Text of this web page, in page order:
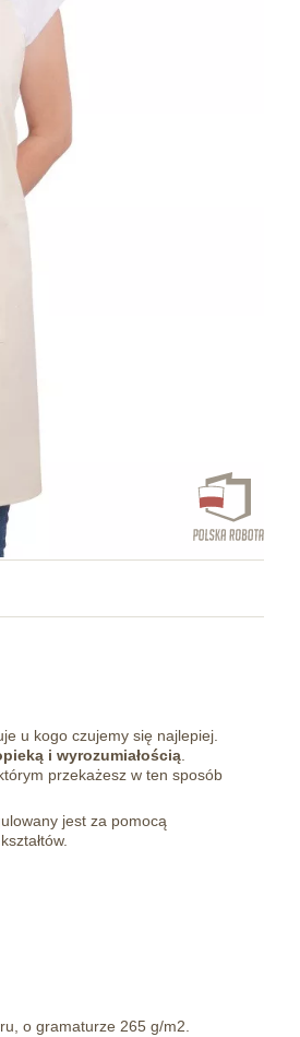
u kogo czujemy się najlepiej.
i wyrozumiałością
którym przekażesz w ten sposób
jest za pomocą
o gramaturze 265 g/m2.